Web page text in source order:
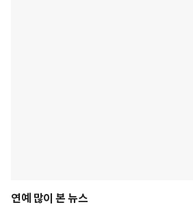
연예 많이 본 뉴스